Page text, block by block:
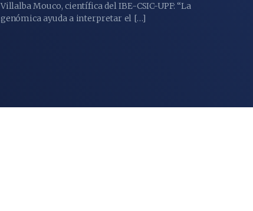
Villalba Mouco, científica del IBE-CSIC-UPF: “La
genómica ayuda a interpretar el […]